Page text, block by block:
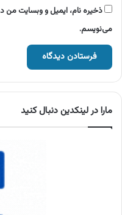
ذخیره نام، ایمیل و وبسایت من
می‌نویسم.
مارا در لینکدین دنبال کنید